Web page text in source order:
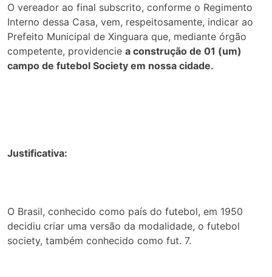
O vereador ao final subscrito, conforme o Regimento
Interno dessa Casa, vem, respeitosamente, indicar ao
Prefeito Municipal de Xinguara que, mediante órgão
competente, providencie a construção de 01 (um)
campo de futebol Society em nossa cidade.
Justificativa:
O Brasil, conhecido como país do futebol, em 1950
decidiu criar uma versão da modalidade, o futebol
society, também conhecido como fut. 7.